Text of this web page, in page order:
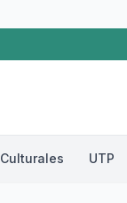
Culturales UTP